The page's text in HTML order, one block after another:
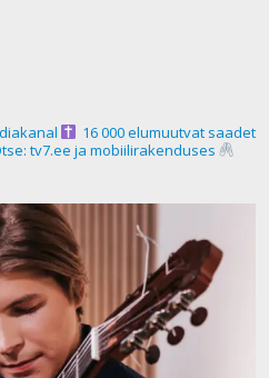
16 000 elumuutvat saadet
tv7.ee ja mobiilirakenduses